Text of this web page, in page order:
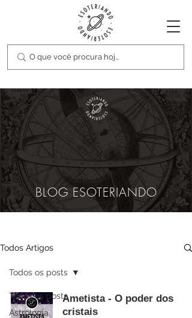
BLOG ESOTERIANDO
Todos Artigos
Todos os posts
Astrologia
Todos os posts
Ametista - O poder dos
cristais